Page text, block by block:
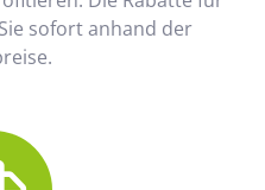
sofort anhand der